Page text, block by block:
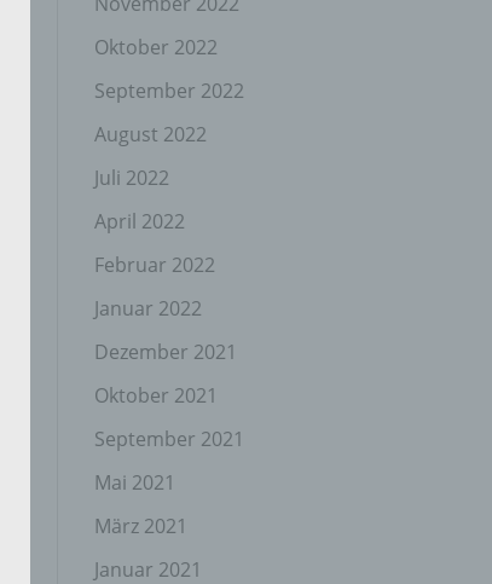
Oktober 2022
September 2022
August 2022
Juli 2022
April 2022
Februar 2022
Januar 2022
Dezember 2021
Oktober 2021
September 2021
Mai 2021
März 2021
Januar 2021